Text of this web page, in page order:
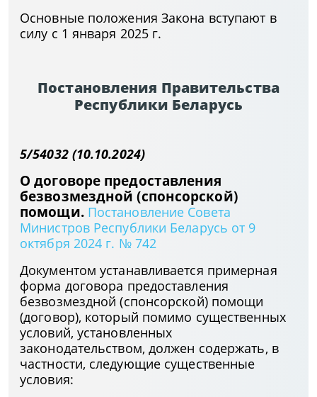
Основные положения Закона вступают в
силу с 1 января 2025 г.
Постановления Правительства
Республики Беларусь
5/54032 (10.10.2024)
О договоре предоставления
безвозмездной (спонсорской)
помощи. Постановление Совета
Министров Республики Беларусь от 9
октября 2024 г. № 742
Документом устанавливается примерная
форма договора предоставления
безвозмездной (спонсорской) помощи
(договор), который помимо существенных
условий, установленных
законодательством, должен содержать, в
частности, следующие существенные
условия: